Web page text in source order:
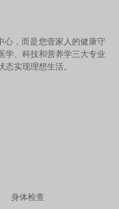
心，而是您壹家人的健康守
学、科技和营养学三大专业
实现理想生活。
身体检查